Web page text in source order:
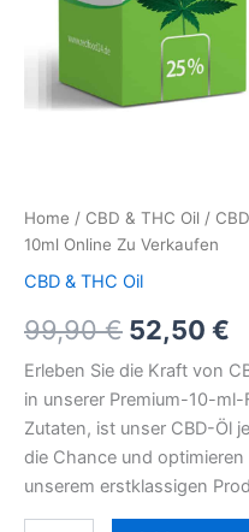
Home / CBD & THC Oil /
10ml Online Zu Verkaufen
CBD & THC Oil
99,90€ 52,50 €
Erleben Sie die Kraft von
in unserer Premium-10-
Zutaten, ist unser CBD-Öl
die Chance und
unserem erstklassigen